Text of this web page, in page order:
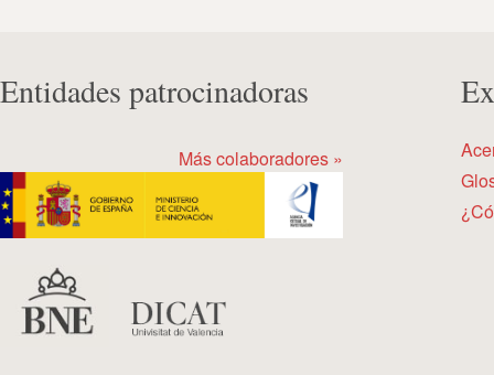
Entidades patrocinadoras
Más colaboradores »